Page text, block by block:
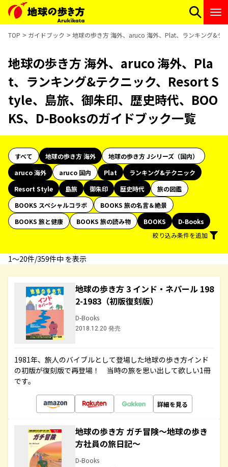
TOP ガイドブック 地球の歩き方 海外、aruco 海外、Plat、ランキング&テ
地球の歩き方 海外、aruco 海外、Pla
t、ランキング&テクニック、Resort S
tyle、島旅、御朱印、歴史時代、BOO
KS、D-Booksのガイドブック一覧
すべて 地球の歩き方 海外
地球の歩き方 Jシリーズ（国内）
aruco 海外
aruco 国内 Plat
ランキング&テクニック
Resort Style
島旅 御朱印 歴史時代
旅の図鑑
BOOKS スペシャルコラボ
BOOKS 旅の名言＆絶景
BOOKS 旅と健康
BOOKS 旅の読み物 BOOKS
D-Books
絞り込み条件を追加
1〜20件/359件中 を表示
地球の歩き方 3 インド・ネパール 198
2-1983（初版復刻版）
D-Books
2018.12.20 発売
1981年、旅人のバイブルとして登場した地球の歩き方インド
の初版が復刻版で再登場！ 当時の旅を思い出して欲しい1冊
です。
詳細を見る
地球の歩き方 ガチ冒険～地球の歩き
方社員の旅日記～
D-Books